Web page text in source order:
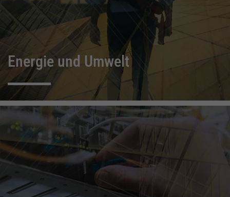
Energie und Umwelt